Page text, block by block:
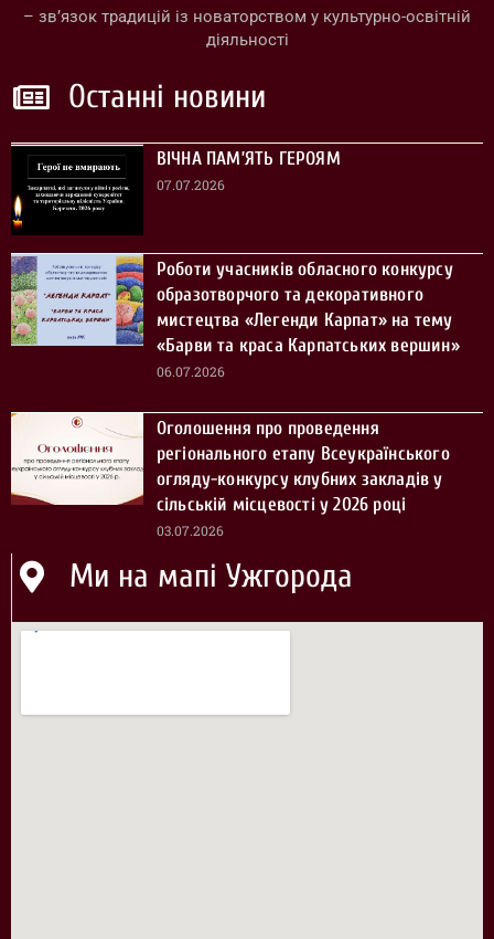
– зв’язок традицій із новаторством у культурно-освітній
діяльності
Останні новини
ВІЧНА ПАМ’ЯТЬ ГЕРОЯМ
07.07.2026
Роботи учасників обласного конкурсу
образотворчого та декоративного
мистецтва «Легенди Карпат» на тему
«Барви та краса Карпатських вершин»
06.07.2026
Оголошення про проведення
регіонального етапу Всеукраїнського
огляду-конкурсу клубних закладів у
сільській місцевості у 2026 році
03.07.2026
Ми на мапі Ужгорода